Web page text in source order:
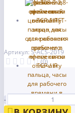
Артикул: S-ACS-2019
(0)
-